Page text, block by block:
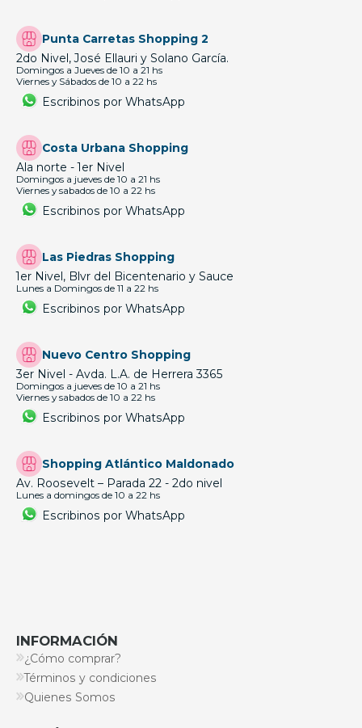
Punta Carretas Shopping 2
2do Nivel, José Ellauri y Solano García.
Domingos a Jueves de 10 a 21 hs
Viernes y Sábados de 10 a 22 hs
Escribinos por WhatsApp
Costa Urbana Shopping
Ala norte - 1er Nivel
Domingos a jueves de 10 a 21 hs
Viernes y sabados de 10 a 22 hs
Escribinos por WhatsApp
Las Piedras Shopping
1er Nivel, Blvr del Bicentenario y Sauce
Lunes a Domingos de 11 a 22 hs
Escribinos por WhatsApp
Nuevo Centro Shopping
3er Nivel - Avda. L.A. de Herrera 3365
Domingos a jueves de 10 a 21 hs
Viernes y sabados de 10 a 22 hs
Escribinos por WhatsApp
Shopping Atlántico Maldonado
Av. Roosevelt – Parada 22 - 2do nivel
Lunes a domingos de 10 a 22 hs
Escribinos por WhatsApp
INFORMACIÓN
¿Cómo comprar?
Términos y condiciones
Quienes Somos